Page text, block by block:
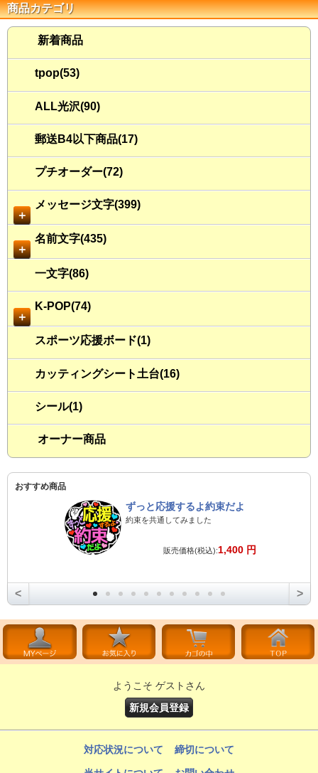
商品カテゴリ
新着商品
tpop(53)
ALL光沢(90)
郵送B4以下商品(17)
プチオーダー(72)
＋
メッセージ文字(399)
＋
名前文字(435)
一文字(86)
＋
K-POP(74)
スポーツ応援ボード(1)
カッティングシート土台(16)
シール(1)
オーナー商品
おすすめ商品
ずっと応援するよ約束だよ
約束を共通してみました
販売価格(税込):1,400 円
< >
ようこそ ゲストさん
新規会員登録
対応状況について 締切について